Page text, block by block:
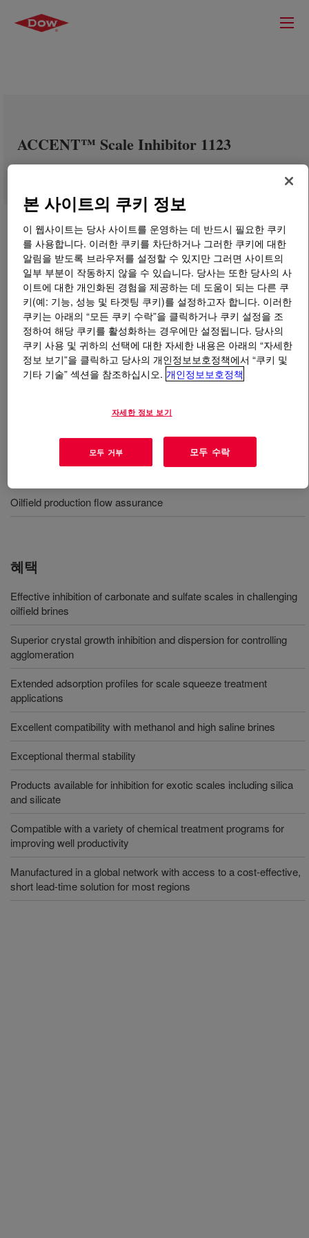
ACCENT™ Scale Inhibitor 1123
무엇입니까 ACCENT™ Scale Inhibitor 1123?
An innovative, low-molecular-weight, acrylic copolymer
in waters with significant divalent cations such as
Oilfield production flow assurance
혜택
Effective inhibition of carbonate and sulfate scales in challenging
oilfield brines
Superior crystal growth inhibition and dispersion for controlling
agglomeration
Extended adsorption profiles for scale squeeze treatment
applications
Excellent compatibility with methanol and high saline brines
Exceptional thermal stability
Products available for inhibition for exotic scales including silica
and silicate
Compatible with a variety of chemical treatment programs for
improving well productivity
Manufactured in a global network with access to a cost-effective,
short lead-time solution for most regions
본 사이트의 쿠키 정보
이 웹사이트는 당사 사이트를 운영하는 데 반드시 필요한 쿠키
를 사용합니다. 이러한 쿠키를 차단하거나 그러한 쿠키에 대한
알림을 받도록 브라우저를 설정할 수 있지만 그러면 사이트의
일부 부분이 작동하지 않을 수 있습니다. 당사는 또한 당사의 사
이트에 대한 개인화된 경험을 제공하는 데 도움이 되는 다른 쿠
키(예: 기능, 성능 및 타겟팅 쿠키)를 설정하고자 합니다. 이러한
쿠키는 아래의 “모든 쿠키 수락”을 클릭하거나 쿠키 설정을 조
정하여 해당 쿠키를 활성화하는 경우에만 설정됩니다. 당사의
쿠키 사용 및 귀하의 선택에 대한 자세한 내용은 아래의 “자세한
정보 보기”을 클릭하고 당사의 개인정보보호정책에서 “쿠키 및
기타 기술” 섹션을 참조하십시오. 개인정보보호정책
자세한 정보 보기
모두 거부 모두 수락